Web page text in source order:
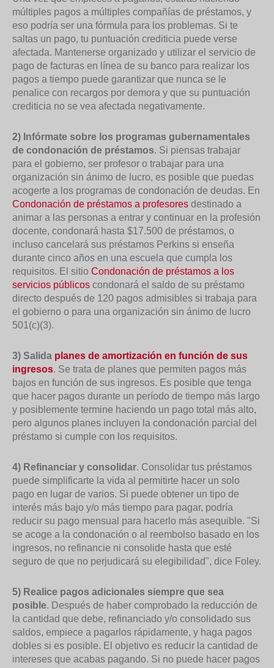
múltiples pagos a múltiples compañías de préstamos, y
eso podría ser una fórmula para los problemas. Si te
saltas un pago, tu puntuación crediticia puede verse
afectada. Mantenerse organizado y utilizar el servicio de
pago de facturas en línea de su banco para realizar los
pagos a tiempo puede garantizar que nunca se le
penalice con recargos por demora y que su puntuación
crediticia no se vea afectada negativamente.
2) Infórmate sobre los programas gubernamentales
de condonación de préstamos. Si piensas trabajar
para el gobierno, ser profesor o trabajar para una
organización sin ánimo de lucro, es posible que puedas
acogerte a los programas de condonación de deudas. En
Condonación de préstamos a profesores destinado a
animar a las personas a entrar y continuar en la profesión
docente, condonará hasta $17.500 de préstamos, o
incluso cancelará sus préstamos Perkins si enseña
durante cinco años en una escuela que cumpla los
requisitos. El sitio Condonación de préstamos a los
servicios públicos condonará el saldo de su préstamo
directo después de 120 pagos admisibles si trabaja para
el gobierno o para una organización sin ánimo de lucro
501(c)(3).
3) Salida planes de amortización en función de sus
ingresos. Se trata de planes que permiten pagos más
bajos en función de sus ingresos. Es posible que tenga
que hacer pagos durante un período de tiempo más largo
y posiblemente termine haciendo un pago total más alto,
pero algunos planes incluyen la condonación parcial del
préstamo si cumple con los requisitos.
4) Refinanciar y consolidar. Consolidar tus préstamos
puede simplificarte la vida al permitirte hacer un solo
pago en lugar de varios. Si puede obtener un tipo de
interés más bajo y/o más tiempo para pagar, podría
reducir su pago mensual para hacerlo más asequible. "Si
se acoge a la condonación o al reembolso basado en los
ingresos, no refinancie ni consolide hasta que esté
seguro de que no perjudicará su elegibilidad", dice Foley.
5) Realice pagos adicionales siempre que sea
posible. Después de haber comprobado la reducción de
la cantidad que debe, refinanciado y/o consolidado sus
saldos, empiece a pagarlos rápidamente, y haga pagos
dobles si es posible. El objetivo es reducir la cantidad de
intereses que acabas pagando. Si no puede hacer pagos